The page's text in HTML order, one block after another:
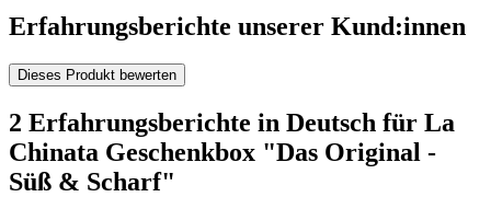
Erfahrungsberichte unserer Kund:innen
Dieses Produkt bewerten
2 Erfahrungsberichte in Deutsch für La
Chinata Geschenkbox "Das Original -
Süß & Scharf"